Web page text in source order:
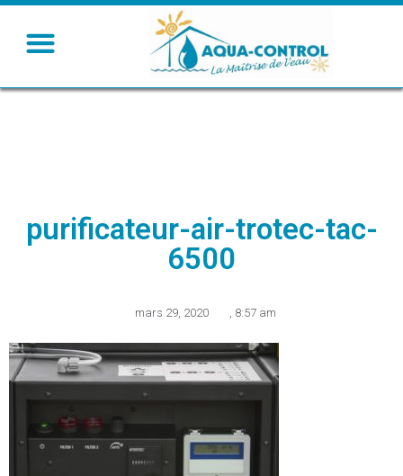
purificateur-air-trotec-tac-
6500
mars 29, 2020 , 8:57 am